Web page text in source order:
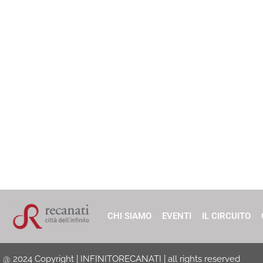
CHI SIAMO EVENTI IL CIRCUITO
@ 2024 Copyright | INFINITORECANATI | all rights reserved